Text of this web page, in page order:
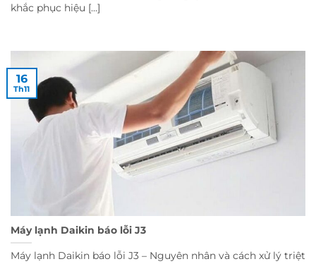
khắc phục hiệu [...]
Máy lạnh Daikin báo lỗi J3
Máy lạnh Daikin báo lỗi J3 – Nguyên nhân và cách xử lý triệt
16
Th11